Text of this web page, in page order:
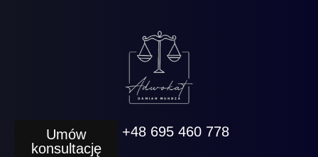
Umów
konsultację
+48 695 460 778